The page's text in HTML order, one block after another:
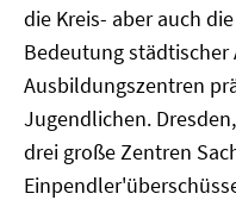
die Kreis- aber auch
Bedeutung
Ausbildungszentren
Jugendlichen.
drei große Zentren